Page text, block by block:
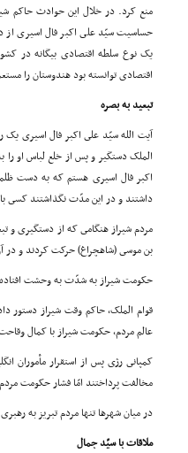
منع کرد. در خلال این حوادث حاکم
حساسیت سیّد على اکبر فال اسیرى از
یک نوع سلطه اقتصادى بیگانه در
اقتصادى توانسته بود هندوستان را
تبعید به بصره
آیت الله سیّد على اکبر فال اسیرى یک
الملک دستگیر و پس از خلع لباس او
اکبر فال اسیرى هستم که به دست
داشتند و در این مدّت نگذاشتند کسى
مردم شیراز هنگامى که از دستگیرى
بن موسى (شاهچراغ) حرکت کردند و در
حکومت شیراز به شدّت به وحشت
قوام الملک، حاکم وقت شیراز دستور
عالم مردم، حکومت شیراز با کمال
کمپانى رژى پس از استقرار مأموران
مخالفت پرداختند امّا فشار حکومت
در میان شهرها تنها مردم تبریز به
ملاقات با سیّد جمال